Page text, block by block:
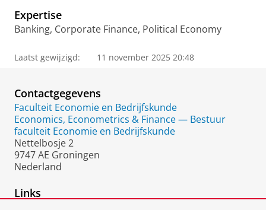
a
Expertise
Banking, Corporate Finance, Political Economy
Laatst gewijzigd: 11 november 2025 20:48
Contactgegevens
Faculteit Economie en Bedrijfskunde
Economics, Econometrics & Finance — Bestuur
faculteit Economie en Bedrijfskunde
Nettelbosje 2
9747 AE Groningen
Nederland
Links